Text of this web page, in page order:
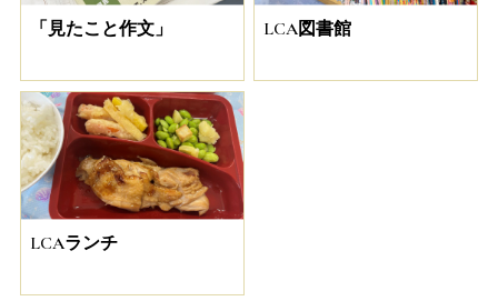
「見たこと作文」 LCA図書館
LCAランチ